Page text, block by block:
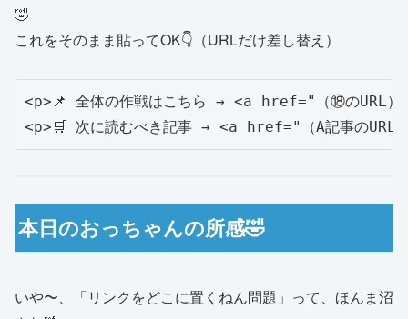
🤣
これをそのまま貼ってOK👇（URLだけ差し替え）
<p>📌 全体の作戦はこちら → <a href="（⑱のURL）
本日のおっちゃんの所感🤣
いや〜、「リンクをどこに置くねん問題」って、ほんま沼